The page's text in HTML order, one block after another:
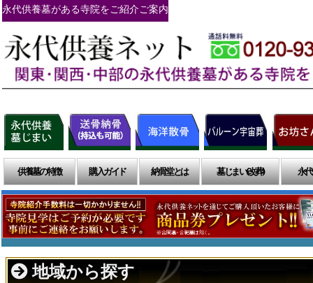
永代供養墓がある寺院をご紹介ご案内
供養墓の特徴 購入ガイド 納骨堂とは 墓じまい(改葬) 永
地域から探す